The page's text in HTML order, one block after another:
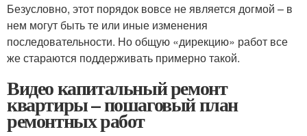
Безусловно, этот порядок вовсе не является догмой – в
нем могут быть те или иные изменения
последовательности. Но общую «дирекцию» работ все
же стараются поддерживать примерно такой.
Видео капитальный ремонт
квартиры – пошаговый план
ремонтных работ